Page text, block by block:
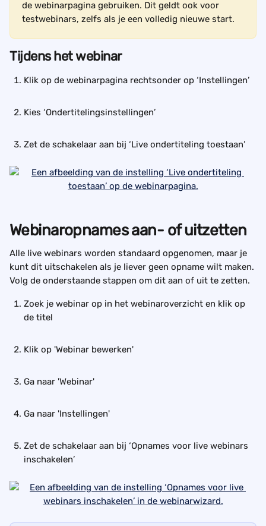
de webinarpagina gebruiken. Dit geldt ook voor
testwebinars, zelfs als je een volledig nieuwe start.
Tijdens het webinar
Klik op de webinarpagina rechtsonder op ‘Instellingen’
Kies ‘Ondertitelingsinstellingen’
Zet de schakelaar aan bij ‘Live ondertiteling toestaan’
Webinaropnames aan- of uitzetten
Alle live webinars worden standaard opgenomen, maar je
kunt dit uitschakelen als je liever geen opname wilt maken.
Volg de onderstaande stappen om dit aan of uit te zetten.
Zoek je webinar op in het webinaroverzicht en klik op
de titel
Klik op 'Webinar bewerken'
Ga naar 'Webinar'
Ga naar 'Instellingen'
Zet de schakelaar aan bij ‘Opnames voor live webinars
inschakelen’